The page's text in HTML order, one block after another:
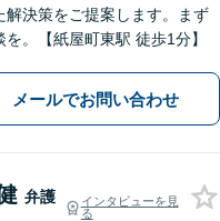
解決策をご提案します。まず
を。【紙屋町東駅 徒歩1分】
メールでお問い合わせ
弁護
インタビューを見
る